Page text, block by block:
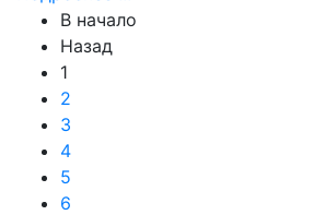
В начало
Назад
1
2
3
4
5
6